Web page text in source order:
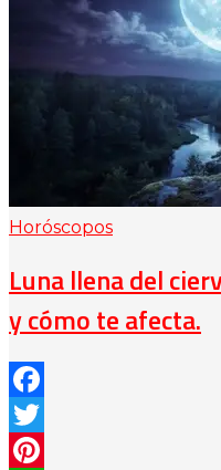
Horóscopos
Luna llena del
y cómo te afecta.
Facebook
Twitter